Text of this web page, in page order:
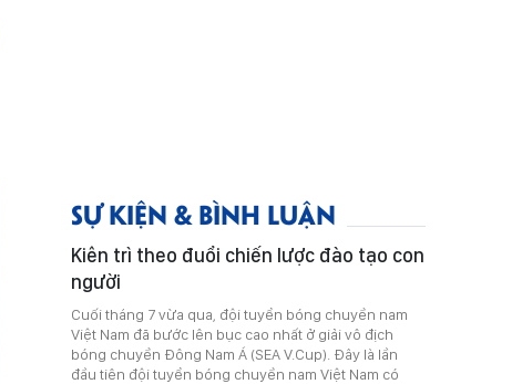
SỰ KIỆN & BÌNH LUẬN
Kiên trì theo đuổi chiến lược đào tạo con
người
Cuối tháng 7 vừa qua, đội tuyển bóng chuyền nam
Việt Nam đã bước lên bục cao nhất ở giải vô địch
bóng chuyền Đông Nam Á (SEA V.Cup). Đây là lần
đầu tiên đội tuyển bóng chuyền nam Việt Nam có